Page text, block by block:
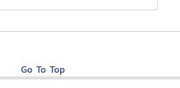
Go To Top